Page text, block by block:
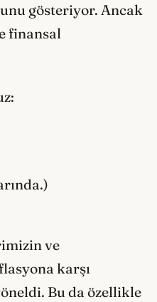
gösteriyor. Ancak
finansal
ve
karşı
Bu da özellikle